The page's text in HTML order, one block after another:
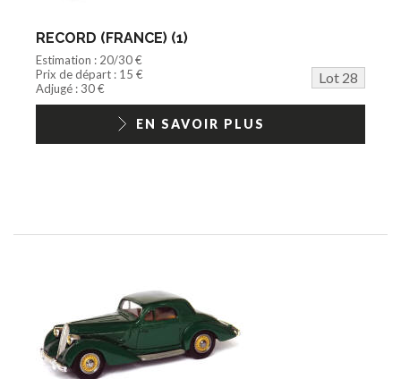
RECORD (FRANCE) (1)
Estimation : 20/30 €
Prix de départ : 15 €
Lot 28
Adjugé : 30 €
EN SAVOIR PLUS